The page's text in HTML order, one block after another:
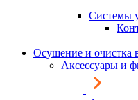
Системы
Осушение и очистка
Аксессуары и